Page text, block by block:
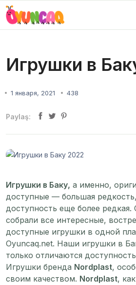
Игрушки в
1 января, 2021 438
Paylaş:
Игрушки в Баку, а именно,
доступные — большая
доступность еще более
собрали все интересные,
доступные игрушки в одной
Oyuncaq.net. Наши игрушки в
только отличаются
Игрушки бренда Nordplast,
своим качеством. Nordplast,